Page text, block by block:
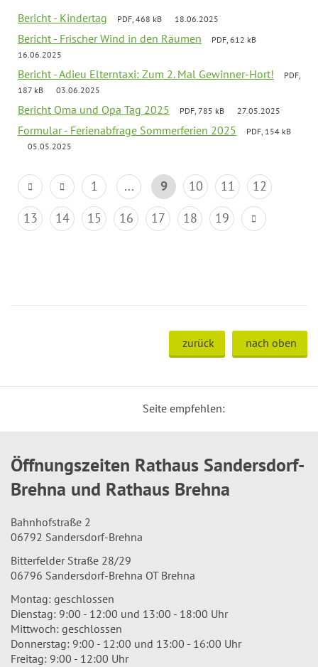
Bericht - Kindertag PDF, 468 kB 18.06.2025
Bericht - Frischer Wind in den Räumen
PDF, 612 kB
16.06.2025
Bericht - Adieu Elterntaxi: Zum 2. Mal Gewinner-Hort!
PDF,
187 kB
03.06.2025
Bericht Oma und Opa Tag 2025 PDF, 785 kB 27.05.2025
Formular - Ferienabfrage Sommerferien 2025
PDF, 154 kB
05.05.2025
1 ... 9 10 11
12
13
14 15 16 17 18 19
zurück nach oben
Seite empfehlen:
Öffnungszeiten Rathaus Sandersdorf-
Brehna und Rathaus Brehna
Bahnhofstraße 2
06792 Sandersdorf-Brehna
Bitterfelder Straße 28/29
06796 Sandersdorf-Brehna OT Brehna
Montag: geschlossen
Dienstag: 9:00 - 12:00 und 13:00 - 18:00 Uhr
Mittwoch: geschlossen
Donnerstag: 9:00 - 12:00 und 13:00 - 16:00 Uhr
Freitag: 9:00 - 12:00 Uhr